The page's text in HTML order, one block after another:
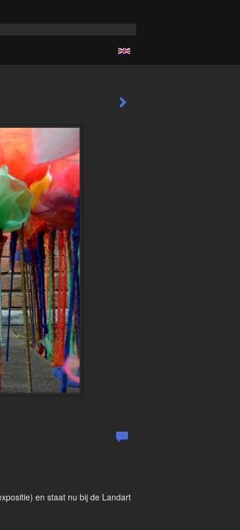
en staat nu bij de Landart